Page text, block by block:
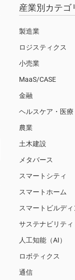
産業別カテゴ
製造業
ロジスティクス
小売業
MaaS/CASE
金融
ヘルスケア・医療
農業
土木建設
メタバース
スマートシティ
スマートホーム
スマートビルデ
サステナビリティ
人工知能（AI）
ロボティクス
通信